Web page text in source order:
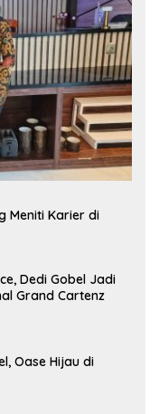
Meniti Karier di
Dedi Gobel Jadi
Grand Cartenz
Oase Hijau di